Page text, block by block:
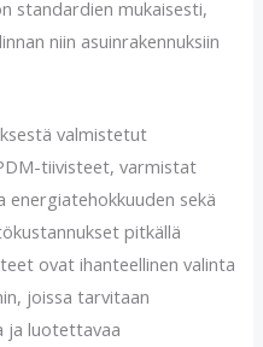
standardien mukaisesti,
niin asuinrakennuksiin
valmistetut
tiivisteet, varmistat
energiatehokkuuden sekä
pitkällä
ovat ihanteellinen valinta
joissa tarvitaan
ja luotettavaa